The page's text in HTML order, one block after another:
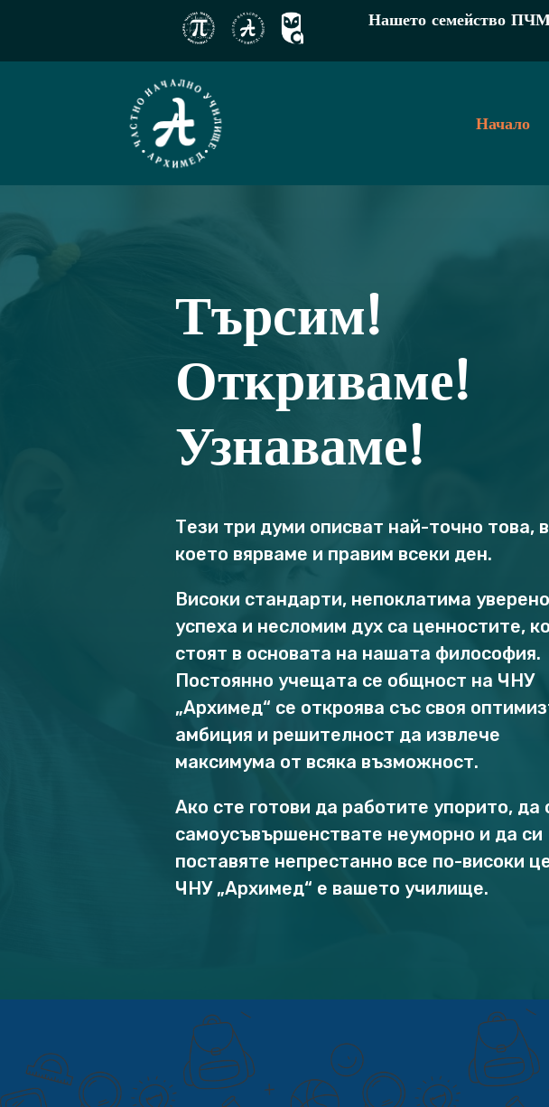
Нашето семейство
Начало
Търсим!
Откриваме!
Узнаваме!
Тези три думи описват най-точно това, в
което вярваме и правим всеки ден.
Високи стандарти, непоклатима
успеха и несломим дух са ценностите,
стоят в основата на нашата философия.
Постоянно учещата се общност на ЧНУ
„Архимед“ се откроява със своя
амбиция и решителност да извлече
максимума от всяка възможност.
Ако сте готови да работите упорито, да
самоусъвършенствате неуморно и да си
поставяте непрестанно все по-високи
ЧНУ „Архимед“ е вашето училище.